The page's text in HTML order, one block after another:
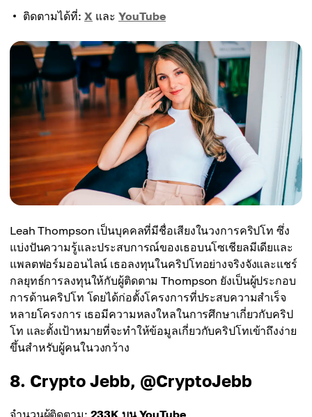
ติดตามได้ที่: X และ YouTube
Leah Thompson เป็นบุคคลที่มีชื่อเสียงในวงการคริปโท ซึ่ง
แบ่งปันความรู้และประสบการณ์ของเธอบนโซเชียลมีเดียและ
แพลตฟอร์มออนไลน์ เธอลงทุนในคริปโทอย่างจริงจังและแชร์
กลยุทธ์การลงทุนให้กับผู้ติดตาม Thompson ยังเป็นผู้ประกอบ
การด้านคริปโท โดยได้ก่อตั้งโครงการที่ประสบความสำเร็จ
หลายโครงการ เธอมีความหลงใหลในการศึกษาเกี่ยวกับคริป
โท และตั้งเป้าหมายที่จะทำให้ข้อมูลเกี่ยวกับคริปโทเข้าถึงง่าย
ขึ้นสำหรับผู้คนในวงกว้าง
8. Crypto Jebb, @CryptoJebb
จำนวนผู้ติดตาม: 233K บน YouTube